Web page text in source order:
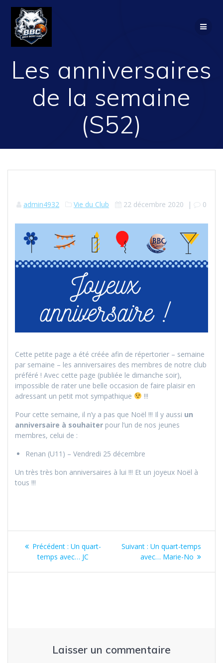
Les anniversaires
de la semaine
(S52)
admin4932 Vie du Club 22 décembre 2020 | 0
Cette petite page a été créée afin de répertorier – semaine
par semaine – les anniversaires des membres de notre club
préféré ! Avec cette page (publiée le dimanche soir),
impossible de rater une belle occasion de faire plaisir en
adressant un petit mot sympathique
!!!
Pour cette semaine, il n’y a pas que Noël !!! Il y aussi un
anniversaire à souhaiter pour l’un de nos jeunes
membres, celui de :
Renan (U11) – Vendredi 25 décembre
Un très très bon anniversaires à lui !!! Et un joyeux Noël à
tous !!!
Navigation
Précédent : Article
précédent
Un quart-
temps avec… JC
Suivant : Article
suivant
Un quart-temps
avec… Marie-No
Laisser un commentaire